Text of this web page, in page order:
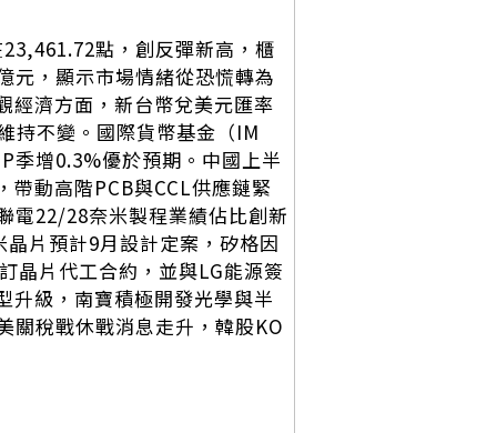
點，創反彈新高，櫃
元，顯示市場情緒從恐慌轉為
經濟方面，新台幣兌美元匯率
持不變。國際貨幣基金（IM
季增0.3%優於預期。中國上半
帶動高階PCB與CCL供應鏈緊
電22/28奈米製程業績佔比創新
片預計9月設計定案，矽格因
晶片代工合約，並與LG能源簽
升級，南寶積極開發光學與半
關稅戰休戰消息走升，韓股KO